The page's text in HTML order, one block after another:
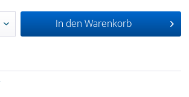
In denWarenkorb